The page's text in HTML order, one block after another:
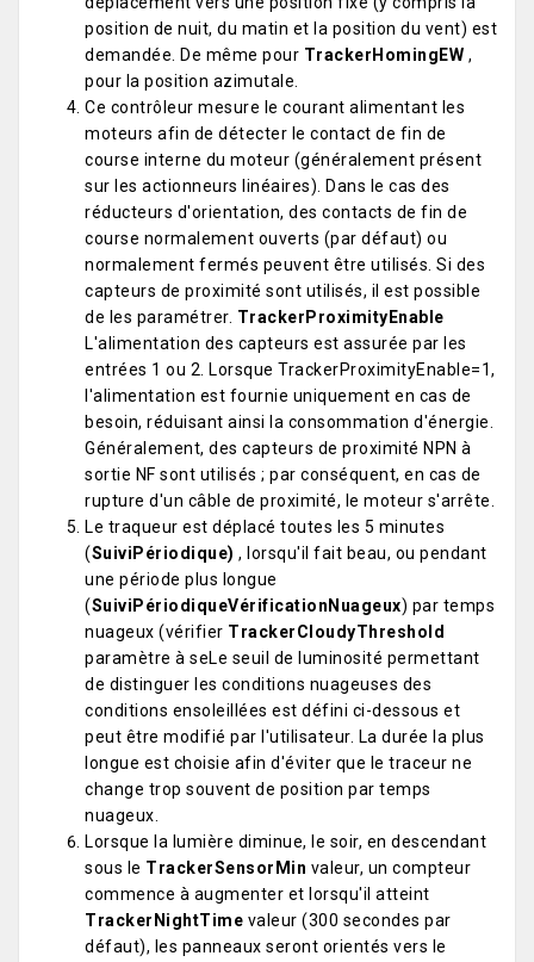
position de nuit, du matin et la position du vent) est
demandée. De même pour TrackerHomingEW ,
pour la position azimutale.
Ce contrôleur mesure le courant alimentant les
moteurs afin de détecter le contact de fin de
course interne du moteur (généralement présent
sur les actionneurs linéaires). Dans le cas des
réducteurs d'orientation, des contacts de fin de
course normalement ouverts (par défaut) ou
normalement fermés peuvent être utilisés. Si des
capteurs de proximité sont utilisés, il est possible
de les paramétrer. TrackerProximityEnable
L'alimentation des capteurs est assurée par les
entrées 1 ou 2. Lorsque TrackerProximityEnable=1,
l'alimentation est fournie uniquement en cas de
besoin, réduisant ainsi la consommation d'énergie.
Généralement, des capteurs de proximité NPN à
sortie NF sont utilisés ; par conséquent, en cas de
rupture d'un câble de proximité, le moteur s'arrête.
Le traqueur est déplacé toutes les 5 minutes
(SuiviPériodique) , lorsqu'il fait beau, ou pendant
une période plus longue
(SuiviPériodiqueVérificationNuageux) par temps
nuageux (vérifier TrackerCloudyThreshold
paramètre à seLe seuil de luminosité permettant
de distinguer les conditions nuageuses des
conditions ensoleillées est défini ci-dessous et
peut être modifié par l'utilisateur. La durée la plus
longue est choisie afin d'éviter que le traceur ne
change trop souvent de position par temps
nuageux.
Lorsque la lumière diminue, le soir, en descendant
sous le TrackerSensorMin valeur, un compteur
commence à augmenter et lorsqu'il atteint
TrackerNightTime valeur (300 secondes par
défaut), les panneaux seront orientés vers le